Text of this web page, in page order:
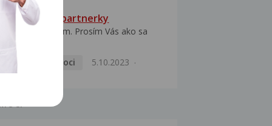
HPV typ 52 u partnerky
Dobrý deň prajem. Prosím Vás ako sa
Pohlavní nemoci
5.10.2023